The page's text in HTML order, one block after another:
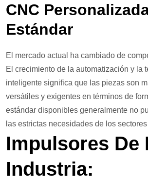
CNC
Estándar
El mercado actual ha cambiado de
El crecimiento de la automatización y la
inteligente significa que las piezas son
versátiles y exigentes en términos de
estándar disponibles generalmente no
las estrictas necesidades de los
Impulsores De
Industria: